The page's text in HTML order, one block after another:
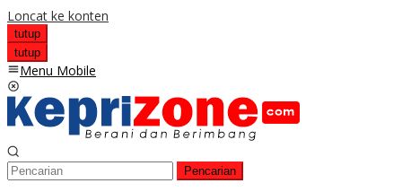
Loncat ke konten
tutup
tutup
Menu Mobile
Pencarian